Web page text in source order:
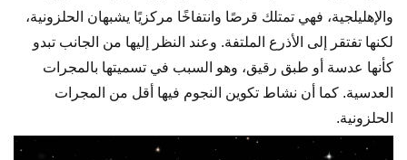
والإهليلجية، فهي تمتلك قرصًا وانتفاخًا مركزيًا يشبهان الحلزونية،
لكنها تفتقر إلى الأذرع الملتفة. وعند النظر إليها من الجانب تبدو
كأنها عدسة أو طبق رقيق، وهو السبب في تسميتها بالمجرات
العدسية. كما أن نشاط تكوين النجوم فيها أقل من المجرات
الحلزونية.